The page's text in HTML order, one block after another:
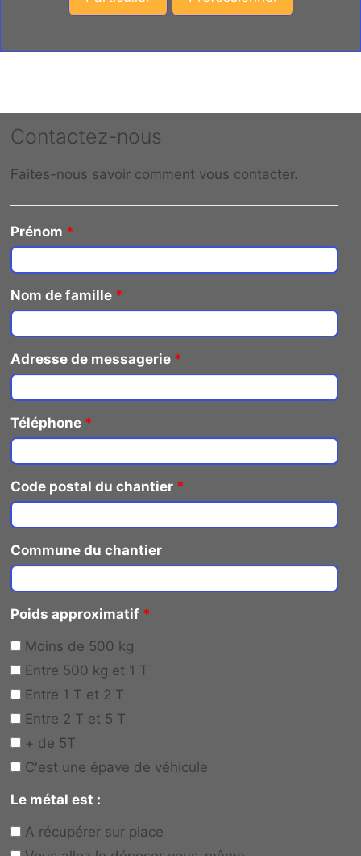
Contactez-nous
Faites-nous savoir comment vous contacter.
Prénom *
Nom de famille *
Adresse de messagerie *
Téléphone *
Code postal du chantier *
Commune du chantier
Poids approximatif *
Moins de 500 kg
Entre 500 kg et 1 T
Entre 1 T et 2 T
Entre 2 T et 5 T
+ de 5T
C'est une épave de véhicule
Le métal est :
A récupérer sur place